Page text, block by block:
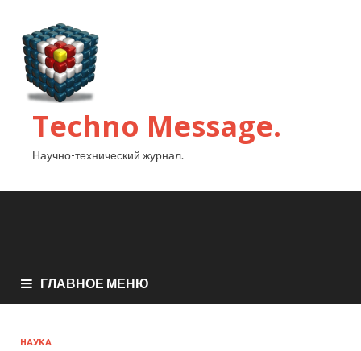
Techno Message.
Научно-технический журнал.
ГЛАВНОЕ МЕНЮ
НАУКА